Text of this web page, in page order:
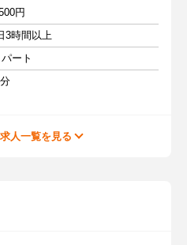
円
3時間以上
ート
人一覧を見る